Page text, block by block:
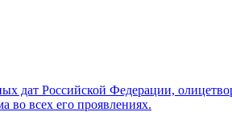
дат Российской Федерации,
во всех его проявлениях.